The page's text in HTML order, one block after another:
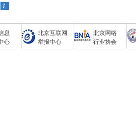
息
心
北京互联网
举报中心
北京网络
行业协会